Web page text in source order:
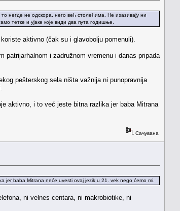
негде не одскора, него већ столећима. Не изазивају ни
тетке и ујаке које види два пута годишње.
aktivno (čak su i glavobolju pomenuli).
i zadružnom vremenu i danas pripada
pešterskog sela ništa važnija ni punopravnija
aktivno, i to već jeste bitna razlika jer baba Mitrana
Сачувана
jer baba Mitrana neće uvesti ovaj jezik u 21. vek nego ćemo mi.
ni velnes centara, ni makrobiotike, ni